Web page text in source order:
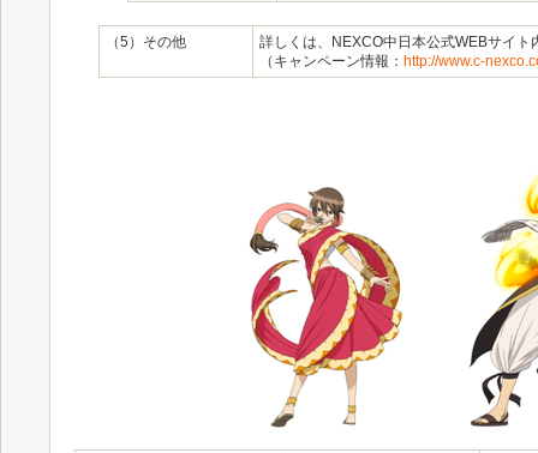
（5）その他
詳しくは、NEXCO中日本公式WEBサイ
（キャンペーン情報： http://www.c-